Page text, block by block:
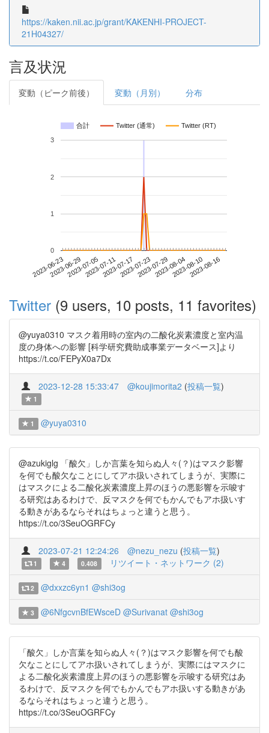
https://kaken.nii.ac.jp/grant/KAKENHI-PROJECT-
21H04327/
言及状況
変動（ピーク前後） 変動（月別） 分布
合計 Twitter (通常) Twitter (RT)
2023-06-232023-06-292023-07-052023-07-112023-07-172023-07-232023-07-292023-08-042023-08-102023-08-16
0
1
2
3
Twitter (9 users, 10 posts, 11 favorites)
@yuya0310 マスク着用時の室内の二酸化炭素濃度と室内温
度の身体への影響 [科学研究費助成事業データベース]より
https://t.co/FEPyX0a7Dx
2023-12-28 15:33:47 @koujimorita2 (投稿一覧)
1
1 @yuya0310
@azukiglg 「酸欠」しか言葉を知らぬ人々(？)はマスク影響
を何でも酸欠なことにしてアホ扱いされてしまうが、実際に
はマスクによる二酸化炭素濃度上昇のほうの悪影響を示唆す
る研究はあるわけで、反マスクを何でもかんでもアホ扱いす
る動きがあるならそれはちょっと違うと思う。
https://t.co/3SeuOGRFCy
2023-07-21 12:24:26 @nezu_nezu (投稿一覧)
1 4 0.408 リツイート・ネットワーク (2)
2 @dxxzc6yn1 @shi3og
3 @6NfgcvnBfEWsceD @Surivanat @shi3og
「酸欠」しか言葉を知らぬ人々(？)はマスク影響を何でも酸
欠なことにしてアホ扱いされてしまうが、実際にはマスクに
よる二酸化炭素濃度上昇のほうの悪影響を示唆する研究はあ
るわけで、反マスクを何でもかんでもアホ扱いする動きがあ
るならそれはちょっと違うと思う。
https://t.co/3SeuOGRFCy